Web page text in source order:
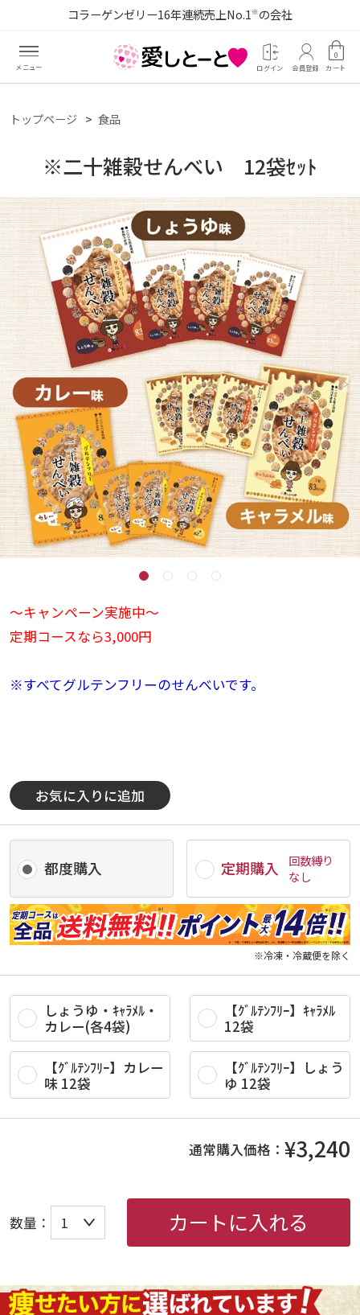
コラーゲンゼリー16年連続売上No.1 ※の会社
ログイン 会員登録 カート
0
トップページ 食品
※二十雑穀せんべい 12袋ｾｯﾄ
～キャンペーン実施中～
定期コースなら3,000円
※すべてグルテンフリーのせんべいです。
お気に入りに追加
都度購入 定期購入
回数縛り
なし
※冷凍・冷蔵便を除く
しょうゆ・ｷｬﾗﾒﾙ・
カレー(各4袋)
【ｸﾞﾙﾃﾝﾌﾘｰ】ｷｬﾗﾒﾙ
12袋
【ｸﾞﾙﾃﾝﾌﾘｰ】カレー
味 12袋
【ｸﾞﾙﾃﾝﾌﾘｰ】しょう
ゆ 12袋
通常購入価格：¥3,240
数量： カートに入れる